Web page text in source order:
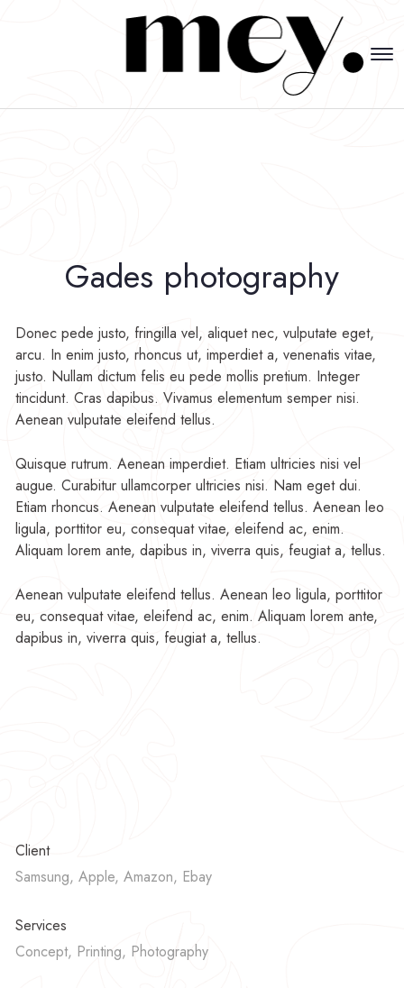
Gades photography
Donec pede justo, fringilla vel, aliquet nec, vulputate eget,
arcu. In enim justo, rhoncus ut, imperdiet a, venenatis vitae,
justo. Nullam dictum felis eu pede mollis pretium. Integer
tincidunt. Cras dapibus. Vivamus elementum semper nisi.
Aenean vulputate eleifend tellus.
Quisque rutrum. Aenean imperdiet. Etiam ultricies nisi vel
augue. Curabitur ullamcorper ultricies nisi. Nam eget dui.
Etiam rhoncus. Aenean vulputate eleifend tellus. Aenean leo
ligula, porttitor eu, consequat vitae, eleifend ac, enim.
Aliquam lorem ante, dapibus in, viverra quis, feugiat a, tellus.
Aenean vulputate eleifend tellus. Aenean leo ligula, porttitor
eu, consequat vitae, eleifend ac, enim. Aliquam lorem ante,
dapibus in, viverra quis, feugiat a, tellus.
Client
Samsung, Apple, Amazon, Ebay
Services
Concept, Printing, Photography